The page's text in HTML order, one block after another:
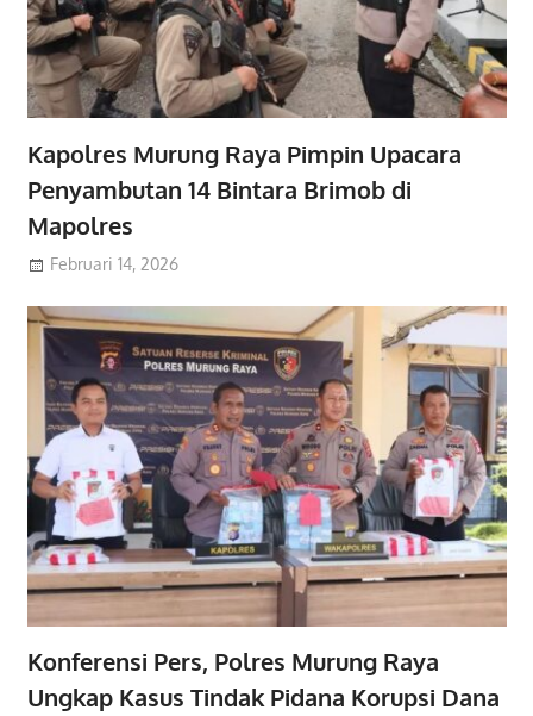
Kapolres Murung Raya Pimpin Upacara
Penyambutan 14 Bintara Brimob di
Mapolres
Februari 14, 2026
Konferensi Pers, Polres Murung Raya
Ungkap Kasus Tindak Pidana Korupsi Dana